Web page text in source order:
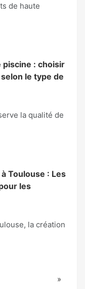
de haute
piscine : choisir
le type de
la qualité de
Toulouse : Les
les
la création
Next
»